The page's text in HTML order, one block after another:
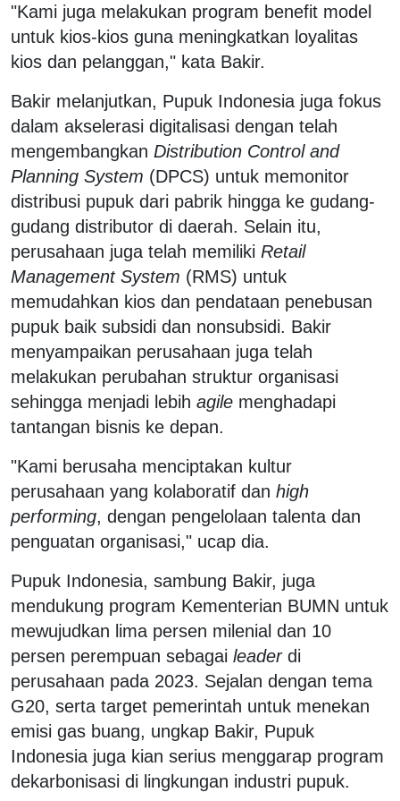
"Kami juga melakukan program benefit model
untuk kios-kios guna meningkatkan loyalitas
kios dan pelanggan," kata Bakir.
Bakir melanjutkan, Pupuk Indonesia juga fokus
dalam akselerasi digitalisasi dengan telah
mengembangkan Distribution Control and
Planning System (DPCS) untuk memonitor
distribusi pupuk dari pabrik hingga ke gudang-
gudang distributor di daerah. Selain itu,
perusahaan juga telah memiliki Retail
Management System (RMS) untuk
memudahkan kios dan pendataan penebusan
pupuk baik subsidi dan nonsubsidi. Bakir
menyampaikan perusahaan juga telah
melakukan perubahan struktur organisasi
sehingga menjadi lebih agile menghadapi
tantangan bisnis ke depan.
"Kami berusaha menciptakan kultur
perusahaan yang kolaboratif dan high
performing, dengan pengelolaan talenta dan
penguatan organisasi," ucap dia.
Pupuk Indonesia, sambung Bakir, juga
mendukung program Kementerian BUMN untuk
mewujudkan lima persen milenial dan 10
persen perempuan sebagai leaderdi
perusahaan pada 2023. Sejalan dengan tema
G20, serta target pemerintah untuk menekan
emisi gas buang, ungkap Bakir, Pupuk
Indonesia juga kian serius menggarap program
dekarbonisasi di lingkungan industri pupuk.